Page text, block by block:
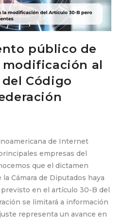
público de
modificación al
Código
de Internet
empresas del
que el dictamen
Cámara de Diputados haya
en el artículo 30-B del
se limitará a información
representa un avance en